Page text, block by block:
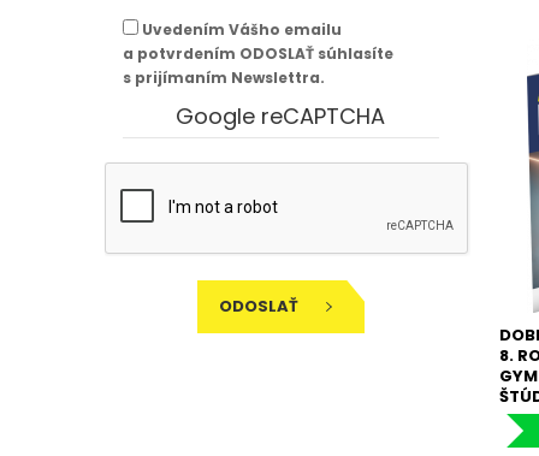
Uvedením Vášho emailu
a potvrdením ODOSLAŤ súhlasíte
s prijímaním Newslettra.
Google reCAPTCHA
ODOSLAŤ
8.